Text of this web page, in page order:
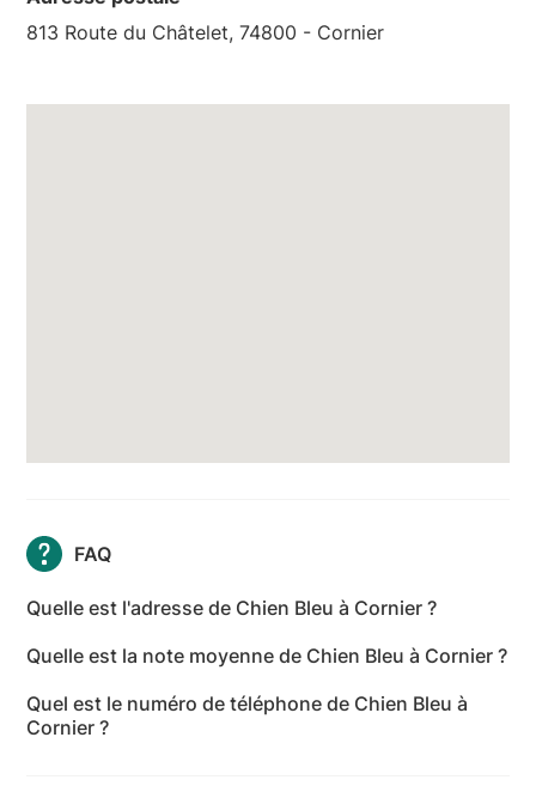
813 Route du Châtelet, 74800 - Cornier
FAQ
Quelle est l'adresse de Chien Bleu à Cornier ?
Châtelet, 74800 Cornier - Haute-Savoie
Quelle est la note moyenne de Chien Bleu à Cornier ?
moyenne de 5 sur 5.
Quel est le numéro de téléphone de Chien Bleu à
Cornier ?